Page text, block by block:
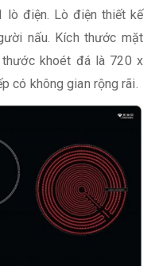
điện. Lò điện thiết kế
nấu. Kích thước mặt
khoét đá là 720 x
có không gian rộng rãi.